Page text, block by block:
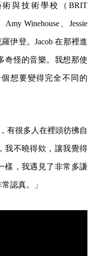
與技術學校（BRIT
Winehouse、Jessie
伊登。Jacob 在那裡進
奇怪的音樂。我想那使
想要變得完全不同的
有很多人在裡頭彷彿自
我不曉得欸，讓我覺得
樣，我遇見了非常多謙
認真。」